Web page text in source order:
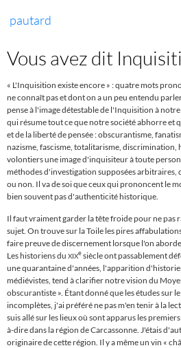
pautard
Vous avez dit
« L'Inquisition existe encore » : quatre mots
ne connaît pas et dont on a un peu entendu
pense à l'image détestable de l'Inquisition à
qui résume tout ce que notre société abhorre et
et de la liberté de pensée : obscurantisme,
nazisme, fascisme, totalitarisme, discrimination,
volontiers une image d'inquisiteur à toute
méthodes d'investigation supposées
ou non. Il va de soi que ceux qui prononcent le
bien souvent pas d'authenticité historique.
Il faut vraiment garder la tête froide pour ne
sujet. On trouve sur la Toile les pires
faire preuve de discernement lorsque l'on
Les historiens du XIXesiècle ont passablement
une quarantaine d'années, l'apparition
médiévistes, tend à clarifier notre vision du
obscurantiste ». Étant donné que les études sur
incomplètes, j'ai préféré ne pas m'en tenir à la
suis allé sur les lieux où sont apparus les
à-dire dans la région de Carcassonne. J'étais
originaire de cette région. Il y a même un vin «